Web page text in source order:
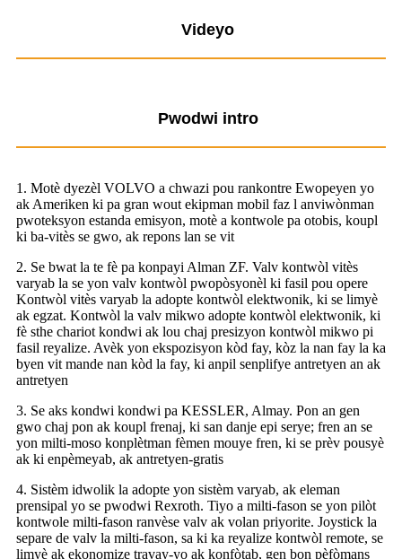
Videyo
Pwodwi intro
1. Motè dyezèl VOLVO a chwazi pou rankontre Ewopeyen yo
ak Ameriken ki pa gran wout ekipman mobil faz l anviwònman
pwoteksyon estanda emisyon, motè a kontwole pa otobis, koupl
ki ba-vitès se gwo, ak repons lan se vit
2. Se bwat la te fè pa konpayi Alman ZF. Valv kontwòl vitès
varyab la se yon valv kontwòl pwopòsyonèl ki fasil pou opere
Kontwòl vitès varyab la adopte kontwòl elektwonik, ki se limyè
ak egzat. Kontwòl la valv mikwo adopte kontwòl elektwonik, ki
fè sthe chariot kondwi ak lou chaj presizyon kontwòl mikwo pi
fasil reyalize. Avèk yon ekspozisyon kòd fay, kòz la nan fay la ka
byen vit mande nan kòd la fay, ki anpil senplifye antretyen an ak
antretyen
3. Se aks kondwi kondwi pa KESSLER, Almay. Pon an gen
gwo chaj pon ak koupl frenaj, ki san danje epi serye; fren an se
yon milti-moso konplètman fèmen mouye fren, ki se prèv pousyè
ak ki enpèmeyab, ak antretyen-gratis
4. Sistèm idwolik la adopte yon sistèm varyab, ak eleman
prensipal yo se pwodwi Rexroth. Tiyo a milti-fason se yon pilòt
kontwole milti-fason ranvèse valv ak volan priyorite. Joystick la
separe de valv la milti-fason, sa ki ka reyalize kontwòl remote, se
limyè ak ekonomize travay-yo ak konfòtab, gen bon pèfòmans